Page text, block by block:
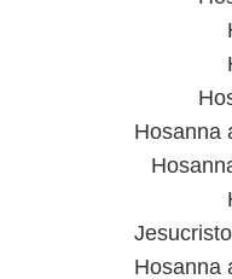
Hosanna
Hosanna